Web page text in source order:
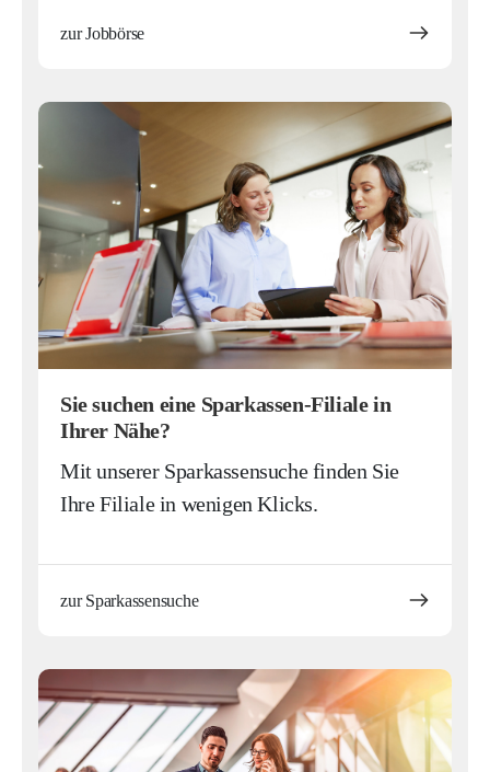
zur Jobbörse
Sie suchen eine Sparkassen-Filiale in
Ihrer Nähe?
Mit unserer Sparkassensuche finden Sie
Ihre Filiale in wenigen Klicks.
zur Sparkassensuche